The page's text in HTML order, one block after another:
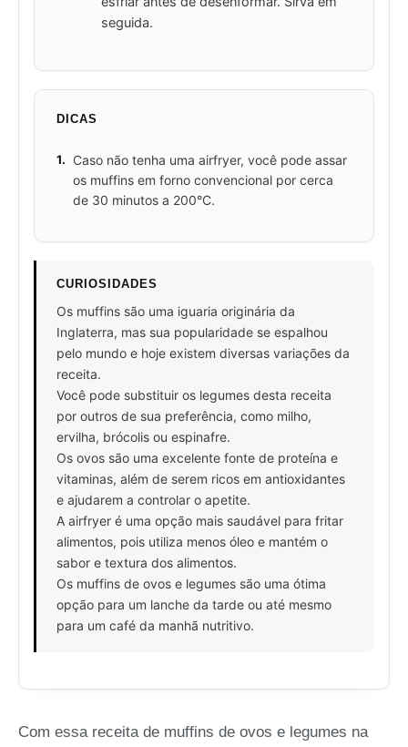
seguida.
DICAS
1.
Caso não tenha uma airfryer, você pode assar
os muffins em forno convencional por cerca
de 30 minutos a 200°C.
CURIOSIDADES
Os muffins são uma iguaria originária da
Inglaterra, mas sua popularidade se espalhou
pelo mundo e hoje existem diversas variações da
receita.
Você pode substituir os legumes desta receita
por outros de sua preferência, como milho,
ervilha, brócolis ou espinafre.
Os ovos são uma excelente fonte de proteína e
vitaminas, além de serem ricos em antioxidantes
e ajudarem a controlar o apetite.
A airfryer é uma opção mais saudável para fritar
alimentos, pois utiliza menos óleo e mantém o
sabor e textura dos alimentos.
Os muffins de ovos e legumes são uma ótima
opção para um lanche da tarde ou até mesmo
para um café da manhã nutritivo.
Com essa receita de muffins de ovos e legumes na